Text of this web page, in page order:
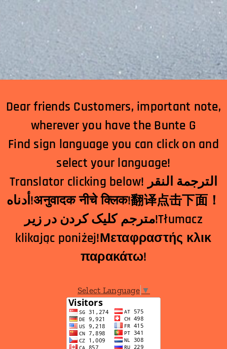
Dear friends Customers, important note,
wherever you have the Bunte G
Find sign language you can click on and
select your language!
Translator clicking below! الترجمة النقر
أدناه!अनुवादक नीचे क्लिक!翻译点击下面！
مترجم کلیک کردن در زیر!Tłumacz
klikając poniżej!Μεταφραστής κλικ
παρακάτω!
Select Language ▼